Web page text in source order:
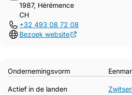
1987, Hérémence
CH
+32 493 08 72 08
Bezoek website
Ondernemingsvorm
Actief in de landen